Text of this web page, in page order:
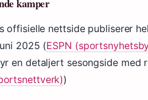
kamper
offisielle nettside publiserer
2025 (ESPN
en detaljert sesongside
)